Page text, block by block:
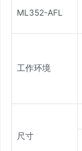
ML352-AFL
工作环境
尺寸